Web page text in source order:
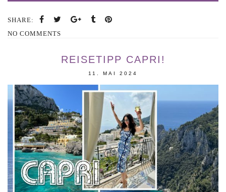
SHARE:
NO COMMENTS
REISETIPP CAPRI!
11. MAI 2024